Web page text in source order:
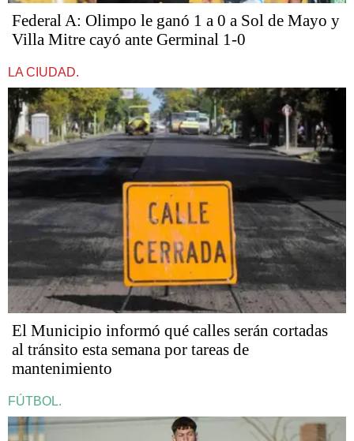
Federal A: Olimpo le ganó 1 a 0 a Sol de Mayo y
Villa Mitre cayó ante Germinal 1-0
LA CIUDAD.
El Municipio informó qué calles serán cortadas
al tránsito esta semana por tareas de
mantenimiento
FÚTBOL.